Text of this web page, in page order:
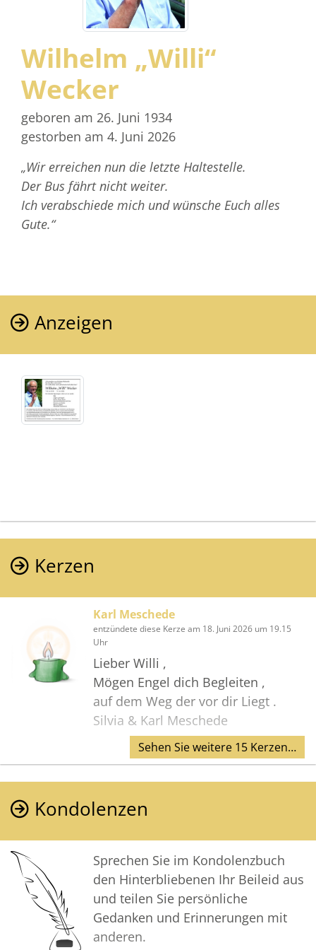
Wilhelm „Willi“
Wecker
geboren am 26. Juni 1934
gestorben am 4. Juni 2026
„Wir erreichen nun die letzte Haltestelle.
Der Bus fährt nicht weiter.
Ich verabschiede mich und wünsche Euch alles
Gute.“
Anzeigen
Kerzen
Karl Meschede
entzündete diese Kerze am 18. Juni 2026 um 19.15
Uhr
Lieber Willi ,
Mögen Engel dich Begleiten ,
auf dem Weg der vor dir Liegt .
Silvia & Karl Meschede
Sehen Sie weitere 15 Kerzen…
Kondolenzen
Sprechen Sie im Kondolenzbuch
den Hinterbliebenen Ihr Beileid aus
und teilen Sie persönliche
Gedanken und Erinnerungen mit
anderen.